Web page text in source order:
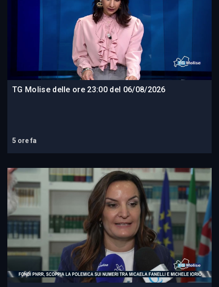
TG Molise delle ore 23:00 del 06/08/2026
5 ore fa